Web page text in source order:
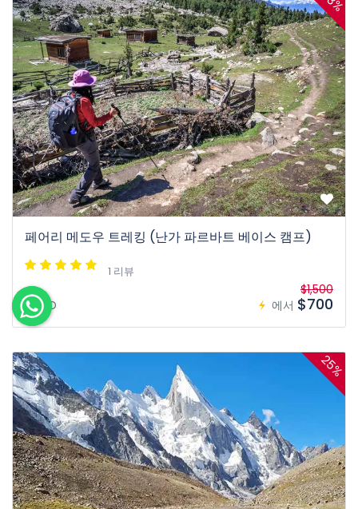
페어리 메도우 트레킹 (난가 파르바트 베이스 캠프)
1 리뷰
7D 에서
$1,500
$700
25%